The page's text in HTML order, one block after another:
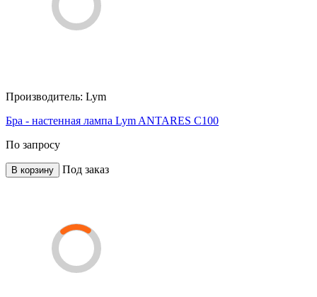
Производитель: Lym
Бра - настенная лампа Lym ANTARES C100
По запросу
В корзину Под заказ